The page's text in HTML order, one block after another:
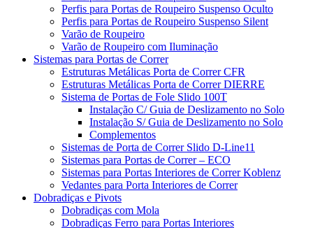
Perfis para Portas de Roupeiro Suspenso Oculto
Perfis para Portas de Roupeiro Suspenso Silent
Varão de Roupeiro
Varão de Roupeiro com Iluminação
Sistemas para Portas de Correr
Estruturas Metálicas Porta de Correr CFR
Estruturas Metálicas Porta de Correr DIERRE
Sistema de Portas de Fole Slido 100T
Instalação C/ Guia de Deslizamento no Solo
Instalação S/ Guia de Deslizamento no Solo
Complementos
Sistemas de Porta de Correr Slido D-Line11
Sistemas para Portas de Correr – ECO
Sistemas para Portas Interiores de Correr Koblenz
Vedantes para Porta Interiores de Correr
Dobradiças e Pivots
Dobradiças com Mola
Dobradiças Ferro para Portas Interiores